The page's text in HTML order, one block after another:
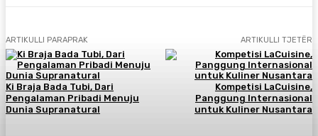
ARTIKULLI PARAPRAK
Ki Braja Bada Tubi, Dari
Pengalaman Pribadi Menuju
Dunia Supranatural
ARTIKULLI TJETËR
Kompetisi LaCuisine,
Panggung Internasional
untuk Kuliner Nusantara